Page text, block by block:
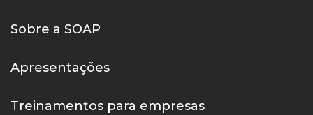
Sobre a SOAP
Apresentações
Treinamentos para empresas